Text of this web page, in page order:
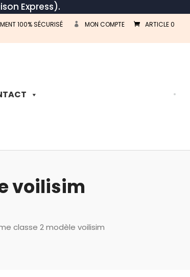
Express).
100% SÉCURISÉ MON COMPTE ARTICLE 0
voilisim
classe 2 modèle voilisim